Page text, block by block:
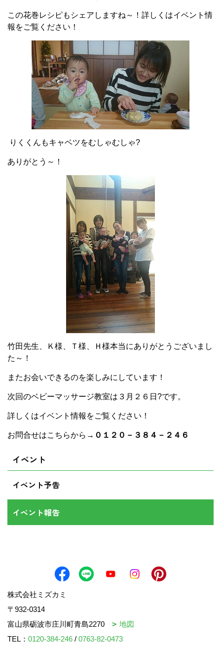
この花巻レシピもシェアしますね～！詳しくはイベント情
報をご覧ください！
りくくんもキャベツをむしゃむしゃ?
ありがとう～！
竹田先生、Ｋ様、Ｔ様、Ｈ様本当にありがとうございまし
た～！
またお会いできるのを楽しみにしています！
次回のベビーマッサージ教室は３月２６日?です。
詳しくはイベント情報をご覧ください！
お問合せはこちらから→ ０１２０－３８４－２４６
イベント
イベント予告
イベント報告
株式会社ミズカミ
〒932-0314
富山県砺波市庄川町青島2270
地図
TEL： 0120-384-246 / 0763-82-0473